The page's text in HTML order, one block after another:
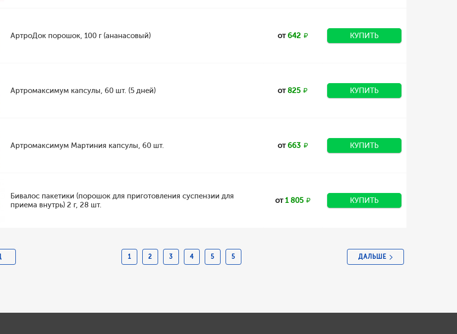
АртроДок порошок, 100 г (ананасовый) от642 КУПИТЬ
Артромаксимум капсулы, 60 шт. (5 дней) от825 КУПИТЬ
Артромаксимум Мартиния капсулы, 60 шт. от663 КУПИТЬ
Бивалос пакетики (порошок для приготовления суспензии для
приема внутрь) 2 г, 28 шт.
от1 805 КУПИТЬ
1 2 3 4 5 5 ДАЛЬШЕ